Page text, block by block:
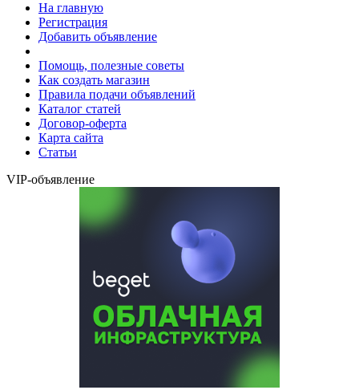
На главную
Регистрация
Добавить объявление
Помощь, полезные советы
Как создать магазин
Правила подачи объявлений
Каталог статей
Договор-оферта
Карта сайта
Статьи
VIP-объявление